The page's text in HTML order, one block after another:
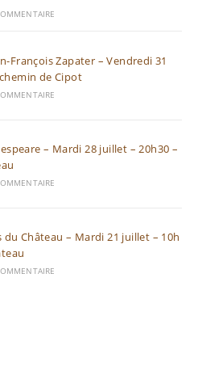
François Zapater – Vendredi 31
de Cipot
– Mardi 28 juillet – 20h30 –
du Château – Mardi 21 juillet – 10h